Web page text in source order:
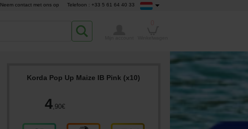
Neem contact met ons op Telefoon : +33 5 61 64 40 33
Korda Pop Up Maize IB Pink (x10)
4,90€